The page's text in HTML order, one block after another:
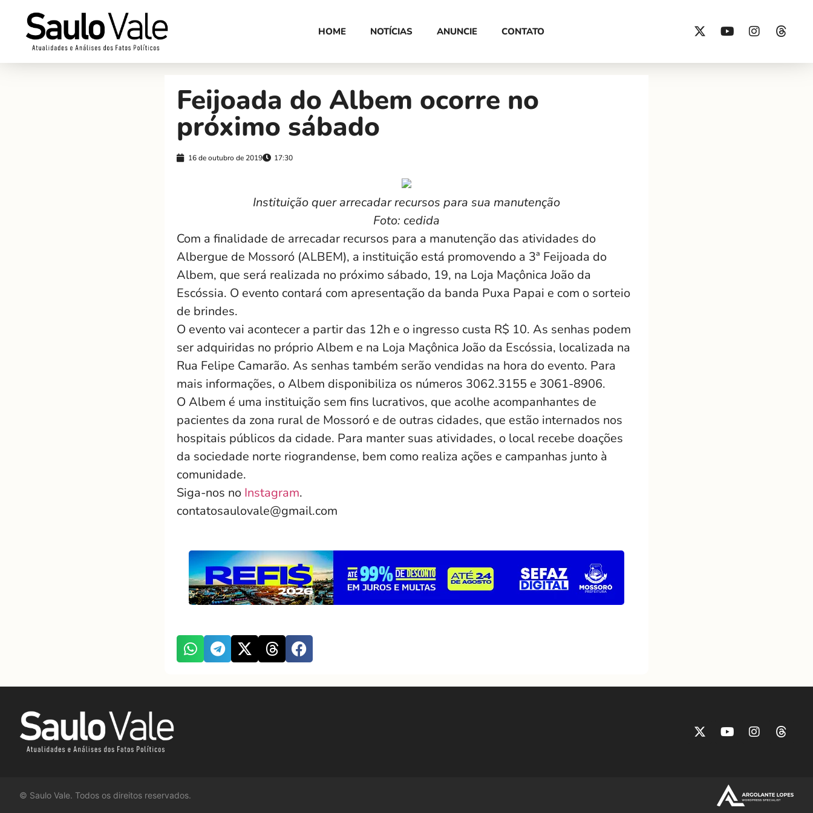
HOME NOTÍCIAS ANUNCIE CONTATO
Feijoada do Albem ocorre no
próximo sábado
16 de outubro de 2019 17:30
Instituição quer arrecadar recursos para sua manutenção
Foto: cedida
Com a finalidade de arrecadar recursos para a manutenção das atividades do
Albergue de Mossoró (ALBEM), a instituição está promovendo a 3ª Feijoada do
Albem, que será realizada no próximo sábado, 19, na Loja Maçônica João da
Escóssia. O evento contará com apresentação da banda Puxa Papai e com o sorteio
de brindes.
O evento vai acontecer a partir das 12h e o ingresso custa R$ 10. As senhas podem
ser adquiridas no próprio Albem e na Loja Maçônica João da Escóssia, localizada na
Rua Felipe Camarão. As senhas também serão vendidas na hora do evento. Para
mais informações, o Albem disponibiliza os números 3062.3155 e 3061-8906.
O Albem é uma instituição sem fins lucrativos, que acolhe acompanhantes de
pacientes da zona rural de Mossoró e de outras cidades, que estão internados nos
hospitais públicos da cidade. Para manter suas atividades, o local recebe doações
da sociedade norte riograndense, bem como realiza ações e campanhas junto à
comunidade.
Siga-nos no Instagram.
contatosaulovale@gmail.com
© Saulo Vale. Todos os direitos reservados.